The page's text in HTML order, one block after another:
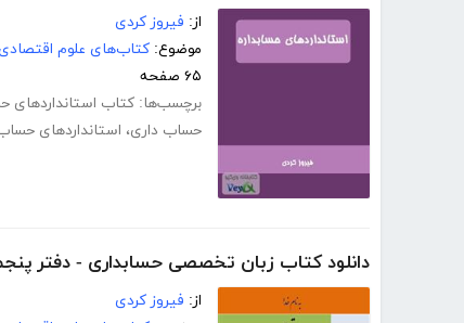
از: فیروز کردی
موضوع: کتاب‌های علوم
۶۵ صفحه
برچسب‌ها: کتاب استانداردهای
حساب داری، استانداردهای
دانلود کتاب زبان تخصصی حسابداری - دفتر
از: فیروز کردی